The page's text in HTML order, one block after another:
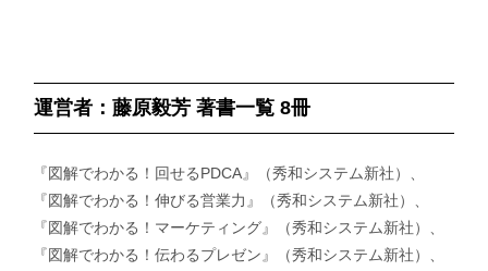
運営者：藤原毅芳 著書一覧 8冊
『図解でわかる！回せるPDCA』（秀和システム新社）、
『図解でわかる！伸びる営業力』（秀和システム新社）、
『図解でわかる！マーケティング』（秀和システム新社）、
『図解でわかる！伝わるプレゼン』（秀和システム新社）、